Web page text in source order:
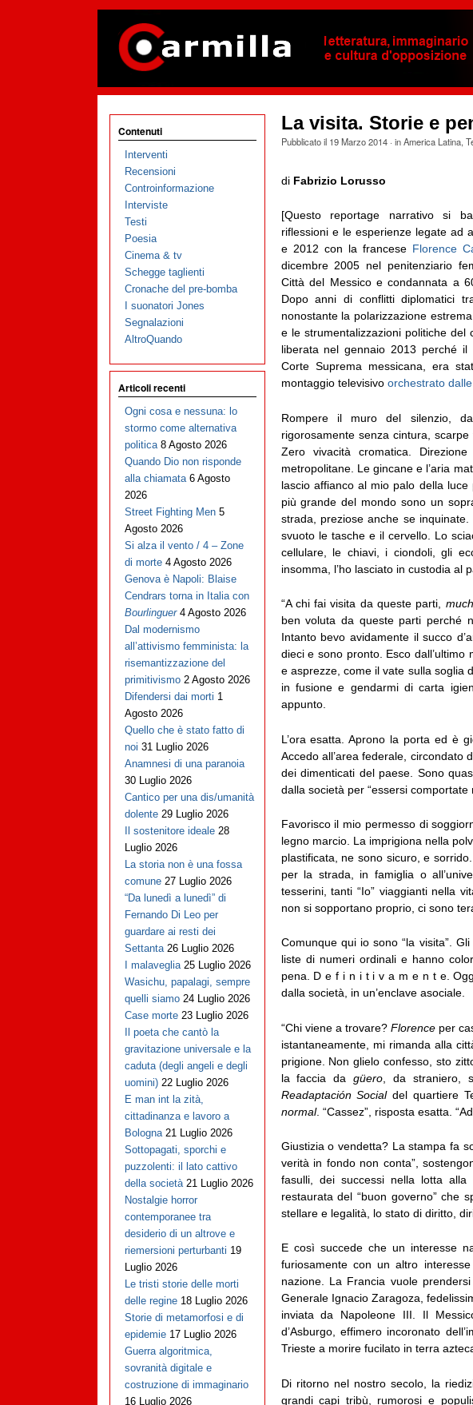
La visita. Storie e
Pubblicato il 19 Marzo 2014· inAmerica Latina,
di Fabrizio Lorusso
[Questo reportage narrativo si
riflessioni e le esperienze legate ad
e 2012 con la francese Florence
dicembre 2005 nel penitenziario
Città del Messico e condannata a
Dopo anni di conflitti diplomatici
nonostante la polarizzazione
e le strumentalizzazioni politiche del
liberata nel gennaio 2013 perché il
Corte Suprema messicana, era
montaggio televisivo orchestrato
Rompere il muro del silenzio,
rigorosamente senza cintura,
Zero vivacità cromatica. Direzione
metropolitane. Le gincane e l’aria
lascio affianco al mio palo della
più grande del mondo sono un
strada, preziose anche se
svuoto le tasche e il cervello. Lo
cellulare, le chiavi, i ciondoli, gli
insomma, l’ho lasciato in custodia al
“A chi fai visita da queste parti,
ben voluta da queste parti perché
Intanto bevo avidamente il succo
dieci e sono pronto. Esco
e asprezze, come il vate sulla soglia
in fusione e gendarmi di carta
appunto.
L’ora esatta. Aprono la porta ed è
Accedo all’area federale, circondato
dei dimenticati del paese. Sono
dalla società per “essersi comportate
Favorisco il mio permesso di
legno marcio. La imprigiona nella
plastificata, ne sono sicuro, e
per la strada, in famiglia o
tesserini, tanti “Io” viaggianti nella
non si sopportano proprio, ci sono
Comunque qui io sono “la visita”.
liste di numeri ordinali e hanno
pena. D e f i n i t i v a m e n t e.
dalla società, in un’enclave asociale.
“Chi viene a trovare? Florenceper
istantaneamente, mi rimanda alla
prigione. Non glielo confesso, sto
la faccia dagüero , da straniero,
Readaptación Socialdel quartiere
normal. “Cassez”, risposta esatta.
Giustizia o vendetta? La stampa fa
verità in fondo non conta”,
fasulli, dei successi nella lotta alla
restaurata del “buon governo” che
stellare e legalità, lo stato di diritto,
E così succede che un interesse
furiosamente con un altro
nazione. La Francia vuole
Generale Ignacio Zaragoza,
inviata da Napoleone III. Il
d’Asburgo, effimero incoronato
Trieste a morire fucilato in terra
Di ritorno nel nostro secolo, la
grandi capi tribù, rumorosi e
Contenuti
Interventi
Recensioni
Controinformazione
Interviste
Testi
Poesia
Cinema & tv
Schegge taglienti
Cronache del pre-bomba
I suonatori Jones
Segnalazioni
AltroQuando
Articoli recenti
Ogni cosa e nessuna: lo
stormo come alternativa
politica 8 Agosto 2026
Quando Dio non risponde
alla chiamata 6 Agosto
2026
Street Fighting Men 5
Agosto 2026
Si alza il vento / 4 – Zone
di morte 4 Agosto 2026
Genova è Napoli: Blaise
Cendrars torna in Italia con
Bourlinguer 4 Agosto 2026
Dal modernismo
all’attivismo femminista: la
risemantizzazione del
primitivismo 2 Agosto 2026
Difendersi dai morti 1
Agosto 2026
Quello che è stato fatto di
noi 31 Luglio 2026
Anamnesi di una paranoia
30 Luglio 2026
Cantico per una dis/umanità
dolente 29 Luglio 2026
Il sostenitore ideale 28
Luglio 2026
La storia non è una fossa
comune 27 Luglio 2026
“Da lunedì a lunedì” di
Fernando Di Leo per
guardare ai resti dei
Settanta 26 Luglio 2026
I malaveglia 25 Luglio 2026
Wasichu, papalagi, sempre
quelli siamo 24 Luglio 2026
Case morte 23 Luglio 2026
Il poeta che cantò la
gravitazione universale e la
caduta (degli angeli e degli
uomini) 22 Luglio 2026
E man int la zità,
cittadinanza e lavoro a
Bologna 21 Luglio 2026
Sottopagati, sporchi e
puzzolenti: il lato cattivo
della società 21 Luglio 2026
Nostalgie horror
contemporanee tra
desiderio di un altrove e
riemersioni perturbanti 19
Luglio 2026
Le tristi storie delle morti
delle regine 18 Luglio 2026
Storie di metamorfosi e di
epidemie 17 Luglio 2026
Guerra algoritmica,
sovranità digitale e
costruzione di immaginario
16 Luglio 2026